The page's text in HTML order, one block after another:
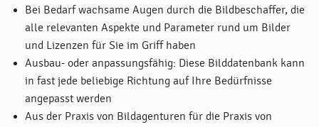
Bei Bedarf wachsame Augen durch die Bildbeschaffer, die
alle relevanten Aspekte und Parameter rund um Bilder
und Lizenzen für Sie im Griff haben
Ausbau- oder anpassungsfähig: Diese Bilddatenbank kann
in fast jede beliebige Richtung auf Ihre Bedürfnisse
angepasst werden
Aus der Praxis von Bildagenturen für die Praxis von